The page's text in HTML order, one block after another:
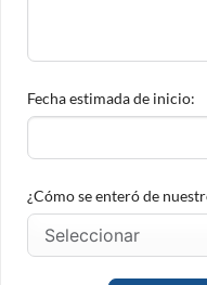
Fecha estimada de inicio:
¿Cómo se enteró de